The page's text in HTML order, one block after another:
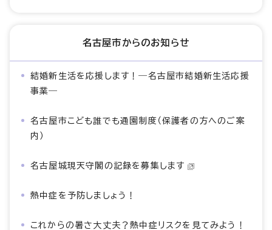
名古屋市からのお知らせ
結婚新生活を応援します！―名古屋市結婚新生活応援
事業―
名古屋市こども誰でも通園制度（保護者の方へのご案
内）
名古屋城現天守閣の記録を募集します
熱中症を予防しましょう！
これからの暑さ大丈夫？熱中症リスクを見てみよう！